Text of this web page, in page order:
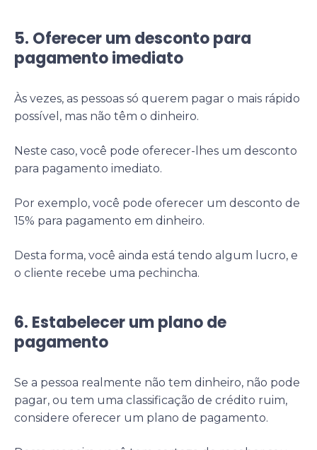
5. Oferecer um desconto para
pagamento imediato
Às vezes, as pessoas só querem pagar o mais rápido
possível, mas não têm o dinheiro.
Neste caso, você pode oferecer-lhes um desconto
para pagamento imediato.
Por exemplo, você pode oferecer um desconto de
15% para pagamento em dinheiro.
Desta forma, você ainda está tendo algum lucro, e
o cliente recebe uma pechincha.
6. Estabelecer um plano de
pagamento
Se a pessoa realmente não tem dinheiro, não pode
pagar, ou tem uma classificação de crédito ruim,
considere oferecer um plano de pagamento.